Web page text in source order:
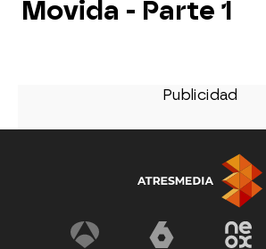
Movida - Parte 1